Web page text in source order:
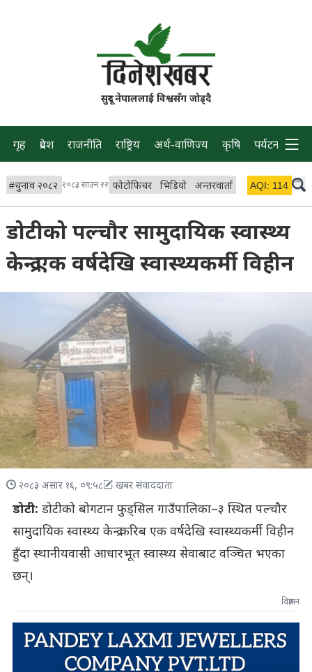
सुदूर नेपाललाई विश्वसँग जोड्दै
गृह प्रदेश राजनीति राष्ट्रिय अर्थ-वाणिज्य कृषि पर्यटन प्रवास
#चुनाव २०८२ २०८३ साउन २२ फोटोफिचर भिडियो अन्तरवार्ता विचार/ब्लग
AQI: 114
डोटीको पल्चौर सामुदायिक स्वास्थ्य
केन्द्र एक वर्षदेखि स्वास्थ्यकर्मी विहीन
२०८३ असार १६, ०९:५८ खबर संवाददाता
डोटी: डोटीको बोगटान फुड्सिल गाउँपालिका–३ स्थित पल्चौर
सामुदायिक स्वास्थ्य केन्द्र करिब एक वर्षदेखि स्वास्थ्यकर्मी विहीन
हुँदा स्थानीयवासी आधारभूत स्वास्थ्य सेवाबाट वञ्चित भएका
छन्।
विज्ञापन